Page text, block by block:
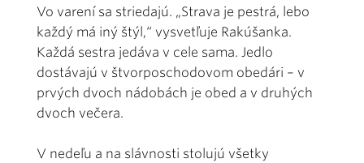
Vo varení sa striedajú. „Strava je pestrá, lebo
každý má iný štýl,“ vysvetľuje Rakúšanka.
Každá sestra jedáva v cele sama. Jedlo
dostávajú v štvorposchodovom obedári – v
prvých dvoch nádobách je obed a v druhých
dvoch večera.
V nedeľu a na slávnosti stolujú všetky